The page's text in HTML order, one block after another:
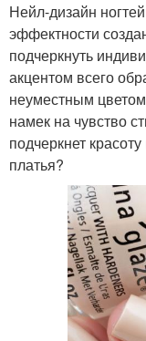
Нейл-дизайн
эффектности
подчеркнуть
акцентом всего
неуместным
намек на чувство
подчеркнет
платья?